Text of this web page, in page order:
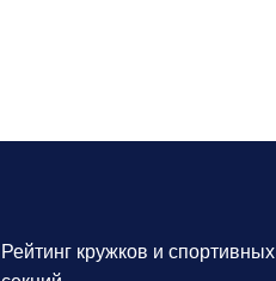
Рейтинг кружков и спортивных